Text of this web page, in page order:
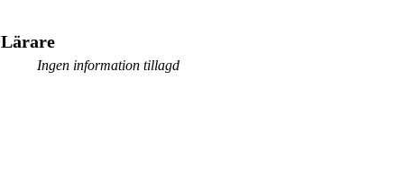
Lärare
Ingen information tillagd